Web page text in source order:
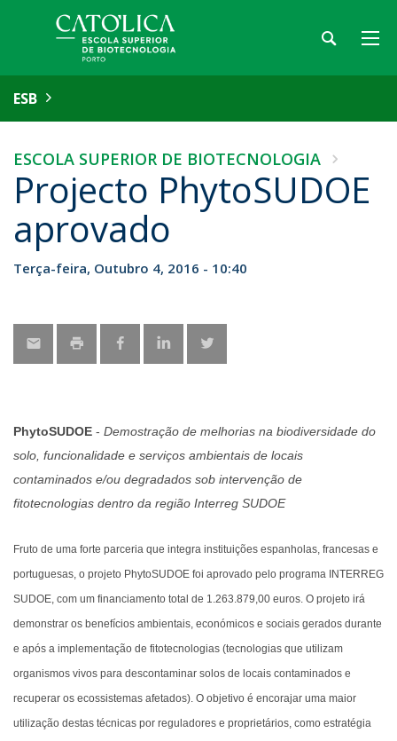
ESB
ESCOLA SUPERIOR DE BIOTECNOLOGIA
Projecto PhytoSUDOE
aprovado
Terça-feira, Outubro 4, 2016 - 10:40
PhytoSUDOE - Demostração de melhorias na biodiversidade do
solo, funcionalidade e serviços ambientais de locais
contaminados e/ou degradados sob intervenção de
fitotecnologias dentro da região Interreg SUDOE
Fruto de uma forte parceria que integra instituições espanholas, francesas e
portuguesas, o projeto PhytoSUDOE foi aprovado pelo programa INTERREG
SUDOE, com um financiamento total de 1.263.879,00 euros. O projeto irá
demonstrar os benefícios ambientais, económicos e sociais gerados durante
e após a implementação de fitotecnologias (tecnologias que utilizam
organismos vivos para descontaminar solos de locais contaminados e
recuperar os ecossistemas afetados). O objetivo é encorajar uma maior
utilização destas técnicas por reguladores e proprietários, como estratégia